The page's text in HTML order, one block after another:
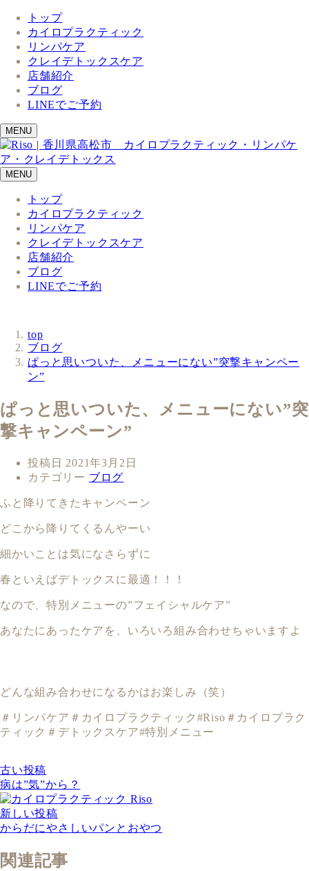
トップ
カイロプラクティック
リンパケア
クレイデトックスケア
店舗紹介
ブログ
LINEでご予約
MENU
MENU
トップ
カイロプラクティック
リンパケア
クレイデトックスケア
店舗紹介
ブログ
LINEでご予約
top
ブログ
ぱっと思いついた、メニューにない”突撃キャンペー
ン”
ぱっと思いついた、メニューにない”突
撃キャンペーン”
投稿日 2021年3月2日
カテゴリー ブログ
ふと降りてきたキャンペーン
どこから降りてくるんやーい
細かいことは気になさらずに
春といえばデトックスに最適！！！
なので、特別メニューの”フェイシャルケア”
あなたにあったケアを、いろいろ組み合わせちゃいますよ
どんな組み合わせになるかはお楽しみ（笑）
＃リンパケア＃カイロプラクティック#Riso＃カイロプラク
ティック＃デトックスケア#特別メニュー
古い投稿
病は”気”から？
新しい投稿
からだにやさしいパンとおやつ
関連記事